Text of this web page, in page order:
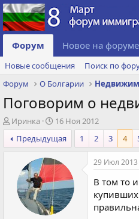
Форум Новое на форуме
Новые сообщения
Поиск по
Форум
О Болгарии
Поговорим о
А
в
т
Иринка
Д
а
т
с
о
з
д
а
16 Ноя 2012
Предыдущая
1 2 3 4
29 Июл 2013
В том то
купивших